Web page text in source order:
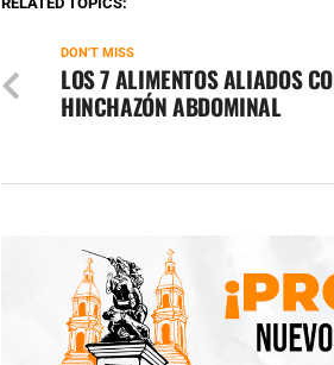
DON'T MISS
LOS 7 ALIMENTOS ALIADOS
HINCHAZÓN ABDOMINAL